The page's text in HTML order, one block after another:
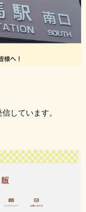
しています。